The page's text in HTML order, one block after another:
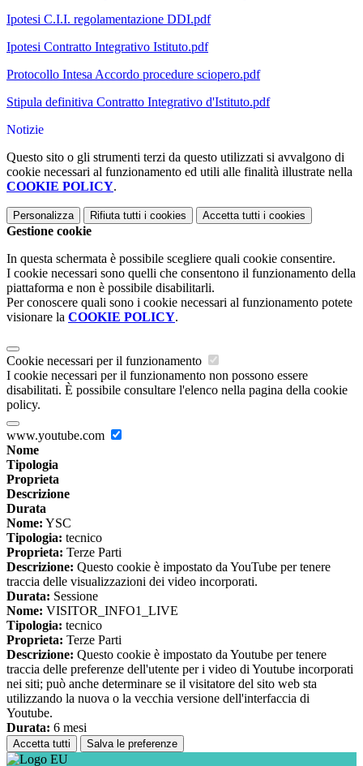
Ipotesi C.I.I. regolamentazione DDI.pdf
Ipotesi Contratto Integrativo Istituto.pdf
Protocollo Intesa Accordo procedure sciopero.pdf
Stipula definitiva Contratto Integrativo d'Istituto.pdf
Notizie
Questo sito o gli strumenti terzi da questo utilizzati si avvalgono di
cookie necessari al funzionamento ed utili alle finalità illustrate nella
COOKIE POLICY.
Personalizza Rifiuta tutti i cookies Accetta tutti i cookies
Gestione cookie
In questa schermata è possibile scegliere quali cookie consentire.
I cookie necessari sono quelli che consentono il funzionamento della
piattaforma e non è possibile disabilitarli.
Per conoscere quali sono i cookie necessari al funzionamento potete
visionare la COOKIE POLICY.
Cookie necessari per il funzionamento
I cookie necessari per il funzionamento non possono essere
disabilitati. È possibile consultare l'elenco nella pagina della cookie
policy.
www.youtube.com
Nome
Tipologia
Proprieta
Descrizione
Durata
Nome: YSC
Tipologia: tecnico
Proprieta: Terze Parti
Descrizione: Questo cookie è impostato da YouTube per tenere
traccia delle visualizzazioni dei video incorporati.
Durata: Sessione
Nome: VISITOR_INFO1_LIVE
Tipologia: tecnico
Proprieta: Terze Parti
Descrizione: Questo cookie è impostato da Youtube per tenere
traccia delle preferenze dell'utente per i video di Youtube incorporati
nei siti; può anche determinare se il visitatore del sito web sta
utilizzando la nuova o la vecchia versione dell'interfaccia di
Youtube.
Durata: 6 mesi
Accetta tutti Salva le preferenze